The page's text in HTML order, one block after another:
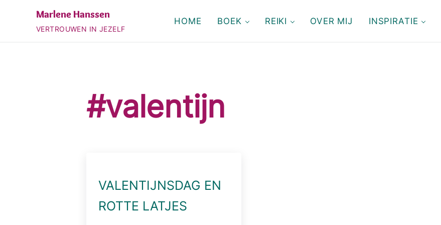
Marlene Hanssen
VERTROUWEN IN JEZELF
HOME BOEK REIKI OVER MIJ INSPIRATIE
#valentijn
VALENTIJNSDAG EN
ROTTE LATJES